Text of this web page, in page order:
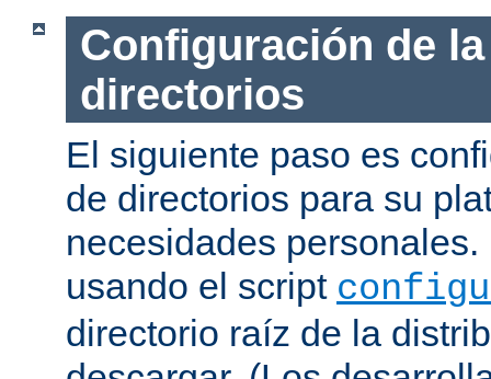
Configuración de
directorios
El siguiente paso es
de directorios para su
necesidades
usando el script
directorio raíz de la